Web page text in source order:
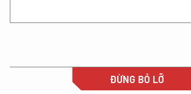
ĐỪNG BỎ LỠ